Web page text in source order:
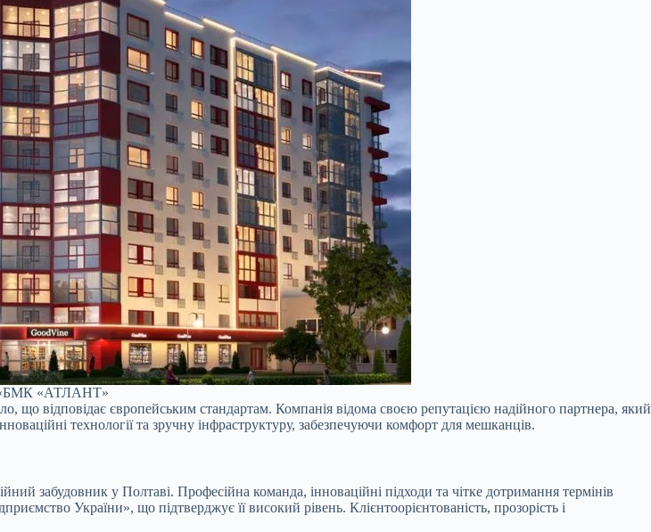
«АТЛАНТ»
що відповідає європейським стандартам. Компанія відома своєю репутацією надійного партнера, який
технології та зручну інфраструктуру, забезпечуючи комфорт для мешканців.
у Полтаві. Професійна команда, інноваційні підходи та чітке дотримання термінів
України», що підтверджує її високий рівень. Клієнтоорієнтованість, прозорість і